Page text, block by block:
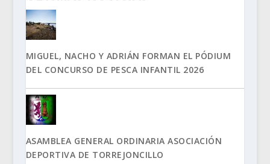
MIGUEL, NACHO Y ADRIÁN FORMAN EL PÓDIUM
DEL CONCURSO DE PESCA INFANTIL 2026
ASAMBLEA GENERAL ORDINARIA ASOCIACIÓN
DEPORTIVA DE TORREJONCILLO